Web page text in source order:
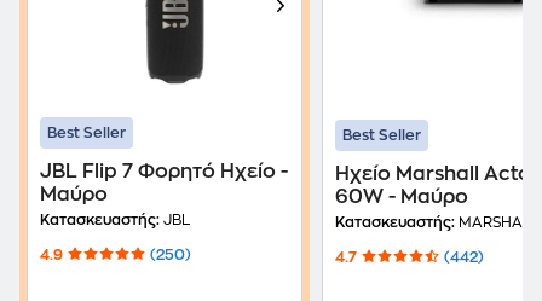
Best Seller
JBL Flip 7 Φορητό Ηχείο -
Μαύρο
Κατασκευαστής: JBL
4.9 (250)
Best Seller
Ηχείο Marshall
60W - Μαύρο
Κατασκευαστής: MARSHALL
4.7 (442)